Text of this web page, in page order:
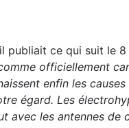
publiait ce qui suit le
officiellement
enfin les causes
égard. Les
avec les antennes de